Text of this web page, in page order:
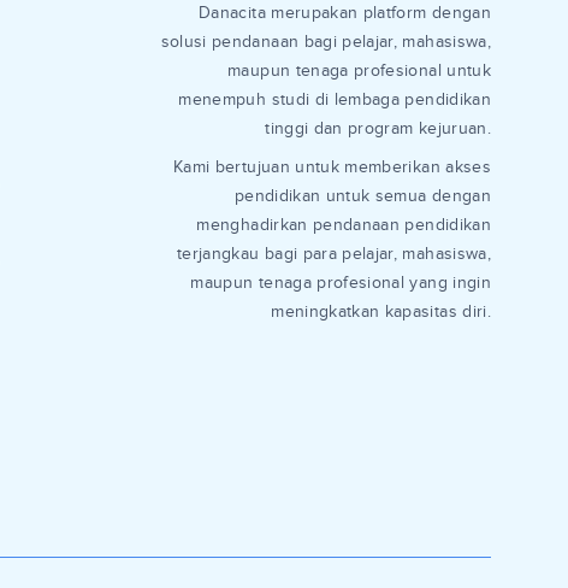
Danacita merupakan platform dengan
solusi pendanaan bagi pelajar, mahasiswa,
maupun tenaga profesional untuk
menempuh studi di lembaga pendidikan
tinggi dan program kejuruan.
Kami bertujuan untuk memberikan akses
pendidikan untuk semua dengan
menghadirkan pendanaan pendidikan
terjangkau bagi para pelajar, mahasiswa,
maupun tenaga profesional yang ingin
meningkatkan kapasitas diri.